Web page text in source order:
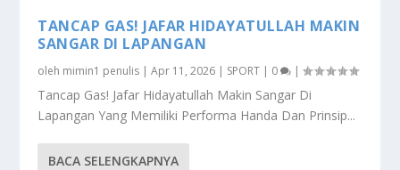
TANCAP GAS! JAFAR HIDAYATULLAH MAKIN
SANGAR DI LAPANGAN
oleh mimin1 penulis |Apr 11, 2026 | SPORT | 0 |
Tancap Gas! Jafar Hidayatullah Makin Sangar Di
Lapangan Yang Memiliki Performa Handa Dan Prinsip...
BACA SELENGKAPNYA